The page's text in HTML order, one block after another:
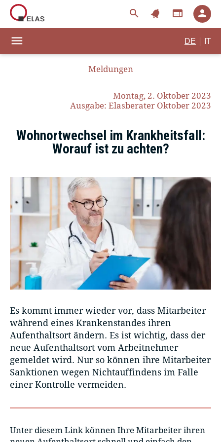
search notifications web person
menu DE IT
Meldungen
Montag, 2. Oktober 2023
Ausgabe: Elasberater Oktober 2023
Wohnortwechsel im Krankheitsfall:
Worauf ist zu achten?
Es kommt immer wieder vor, dass Mitarbeiter
während eines Krankenstandes ihren
Aufenthaltsort ändern. Es ist wichtig, dass der
neue Aufenthaltsort vom Arbeitnehmer
gemeldet wird. Nur so können ihre Mitarbeiter
Sanktionen wegen Nichtauffindens im Falle
einer Kontrolle vermeiden.
Unter diesem Link können Ihre Mitarbeiter ihren